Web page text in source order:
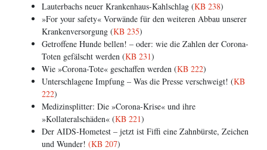
Lauterbachs neuer Krankenhaus-Kahlschlag (KB 238)
»For your safety« Vorwände für den weiteren Abbau unserer
Krankenversorgung (KB 235)
Getroffene Hunde bellen! – oder: wie die Zahlen der Corona-
Toten gefälscht werden (KB 231)
Wie »Corona-Tote« geschaffen werden (KB 222)
Unterschlagene Impfung – Was die Presse verschweigt! (KB
222)
Medizinsplitter: Die »Corona-Krise« und ihre
»Kollateralschäden« (KB 221)
Der AIDS-Hometest – jetzt ist Fiffi eine Zahnbürste, Zeichen
und Wunder! (KB 207)